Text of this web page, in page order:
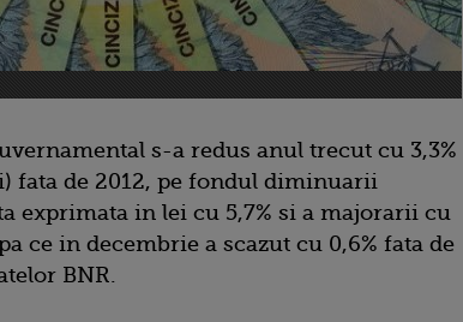
s-a redus anul trecut cu 3,3%
fata de 2012, pe fondul diminuarii
exprimata in lei cu 5,7% si a majorarii cu
ce in decembrie a scazut cu 0,6% fata de
BNR.